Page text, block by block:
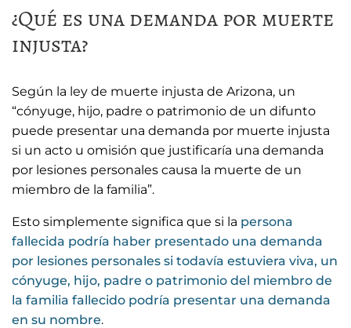
¿Qué es una demanda por muerte
injusta?
Según la ley de muerte injusta de Arizona, un
“cónyuge, hijo, padre o patrimonio de un difunto
puede presentar una demanda por muerte injusta
si un acto u omisión que justificaría una demanda
por lesiones personales causa la muerte de un
miembro de la familia”.
Esto simplemente significa que si la persona
fallecida podría haber presentado una demanda
por lesiones personales si todavía estuviera viva, un
cónyuge, hijo, padre o patrimonio del miembro de
la familia fallecido podría presentar una demanda
en su nombre.